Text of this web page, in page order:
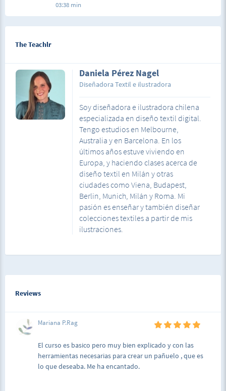
03:38 min
The Teachlr
Daniela Pérez Nagel
Diseñadora Textil e ilustradora
Soy diseñadora e ilustradora chilena
especializada en diseño textil digital.
Tengo estudios en Melbourne,
Australia y en Barcelona. En los
últimos años estuve viviendo en
Europa, y haciendo clases acerca de
diseño textil en Milán y otras
ciudades como Viena, Budapest,
Berlin, Munich, Milán y Roma. Mi
pasión es enseñar y también diseñar
colecciones textiles a partir de mis
ilustraciones.
Reviews
Mariana P.Rag
El curso es basico pero muy bien explicado y con las
herramientas necesarias para crear un pañuelo , que es
lo que deseaba. Me ha encantado.